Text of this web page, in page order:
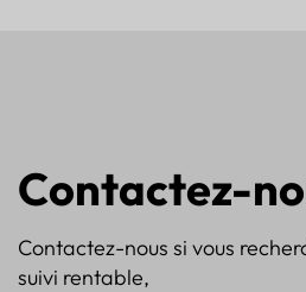
Contactez-
Contactez-nous si vous
suivi rentable,